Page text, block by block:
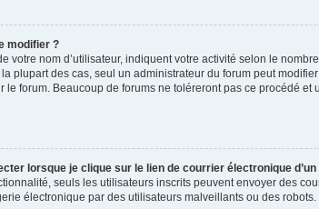
modifier ?
votre nom d’utilisateur, indiquent votre activité selon le
plupart des cas, seul un administrateur du forum peut
le forum. Beaucoup de forums ne toléreront pas ce procédé
lorsque je clique sur le lien de courrier électronique
seuls les utilisateurs inscrits peuvent envoyer des
électronique par des utilisateurs malveillants ou des robots.